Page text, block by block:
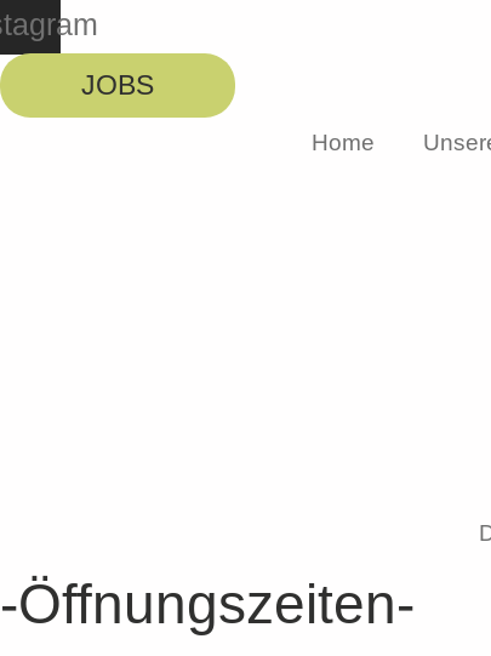
JOBS
Home
-Öffnungszeiten-